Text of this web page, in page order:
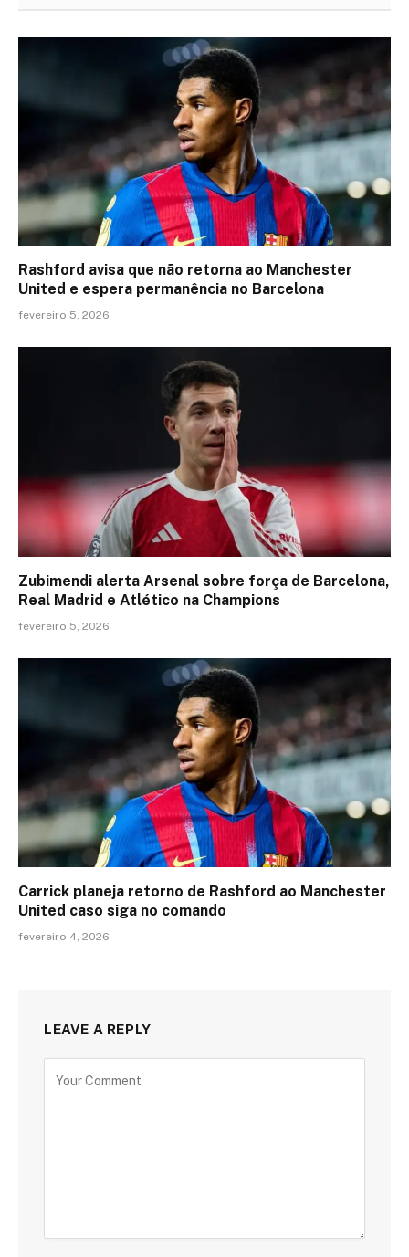
Rashford avisa que não retorna ao Manchester
United e espera permanência no Barcelona
fevereiro 5, 2026
Zubimendi alerta Arsenal sobre força de Barcelona,
Real Madrid e Atlético na Champions
fevereiro 5, 2026
Carrick planeja retorno de Rashford ao Manchester
United caso siga no comando
fevereiro 4, 2026
LEAVE A REPLY